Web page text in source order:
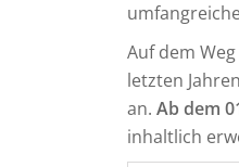
Auf dem
letzten
an. Ab dem
inhaltlich